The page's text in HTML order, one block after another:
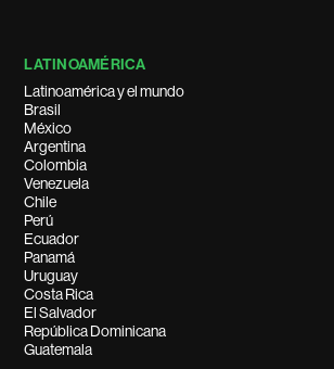
LATINOAMÉRICA
Latinoamérica y el mundo
Brasil
México
Argentina
Colombia
Venezuela
Chile
Perú
Ecuador
Panamá
Uruguay
Costa Rica
El Salvador
República Dominicana
Guatemala